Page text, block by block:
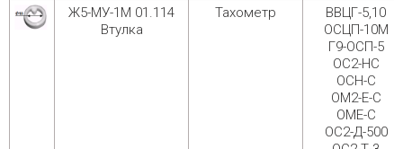
Ж5-МУ-1М 01.114
Втулка
Тахометр
ВВЦГ-5,10
ОСЦП-10М
Г9-ОСП-5
ОС2-НС
ОСН-С
ОМ2-Е-С
ОМЕ-С
ОС2-Д-500